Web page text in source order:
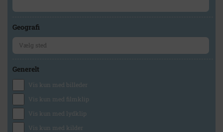
Geografi
Generelt
Vis kun med billeder
Vis kun med filmklip
Vis kun med lydklip
Vis kun med kilder